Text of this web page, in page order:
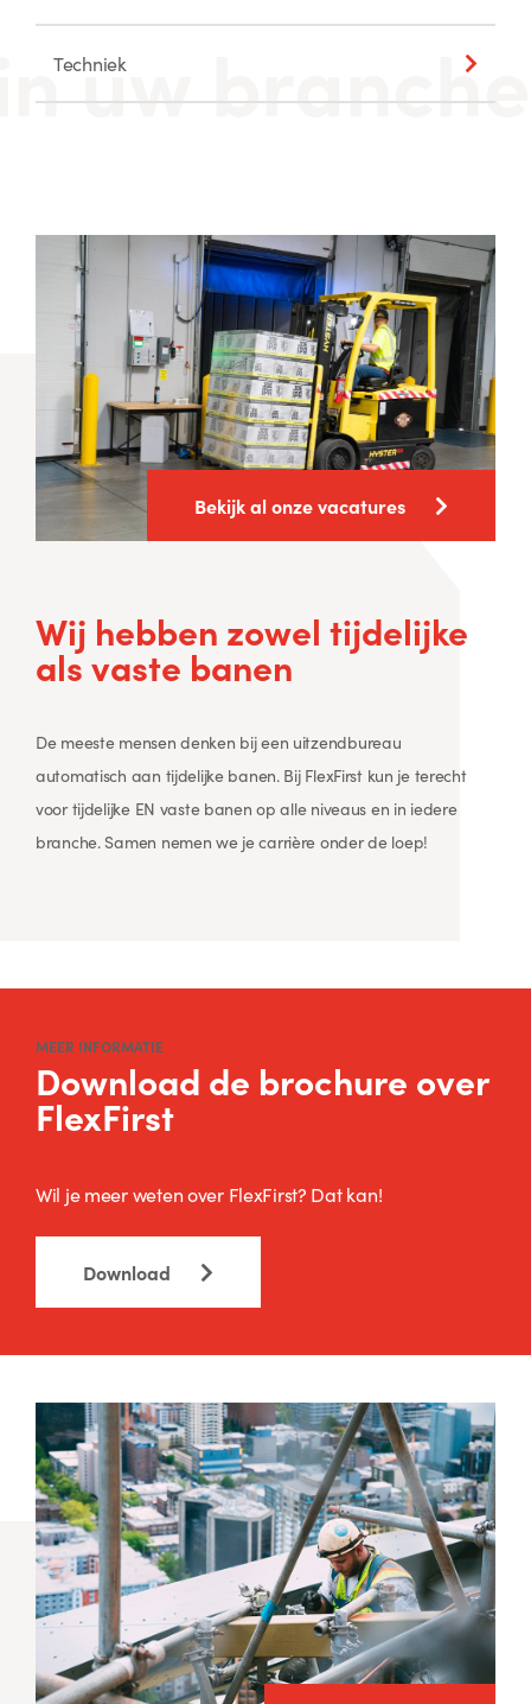
Techniek
Bekijk al onze vacatures
Wij hebben zowel tijdelijke
alsvaste banen
De meeste mensen denken bij een uitzendbureau
automatisch aan tijdelijke banen. Bij FlexFirst kun je terecht
voor tijdelijke EN vaste banen op alle niveaus en in iedere
branche. Samen nemen we je carrière onder de loep!
MEER INFORMATIE
Download de brochure over
FlexFirst
Wil je meer weten over FlexFirst? Dat kan!
Download